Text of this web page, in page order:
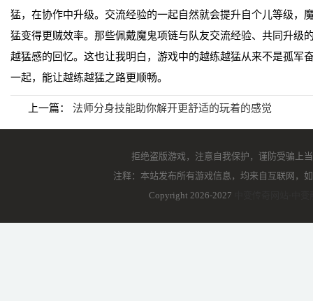
猛，在协作中升级。交流经验的一起自然就会提升自个儿等级，
猛变得更贼效率。那些佩戴魔鬼项链与队友交流经验、共同升级
越猛感的回忆。这也让我明白，游戏中的越练越猛从来不是孤军
一起，能让越练越猛之路更顺畅。
上一篇： 法师分身技能助你解开更舒适的玩着的感觉
拒绝盗版游戏，注意自我保护，谨防受骗上
注释：本站发布所有游戏信息，均来自互联网，
Copyright 2026-2027